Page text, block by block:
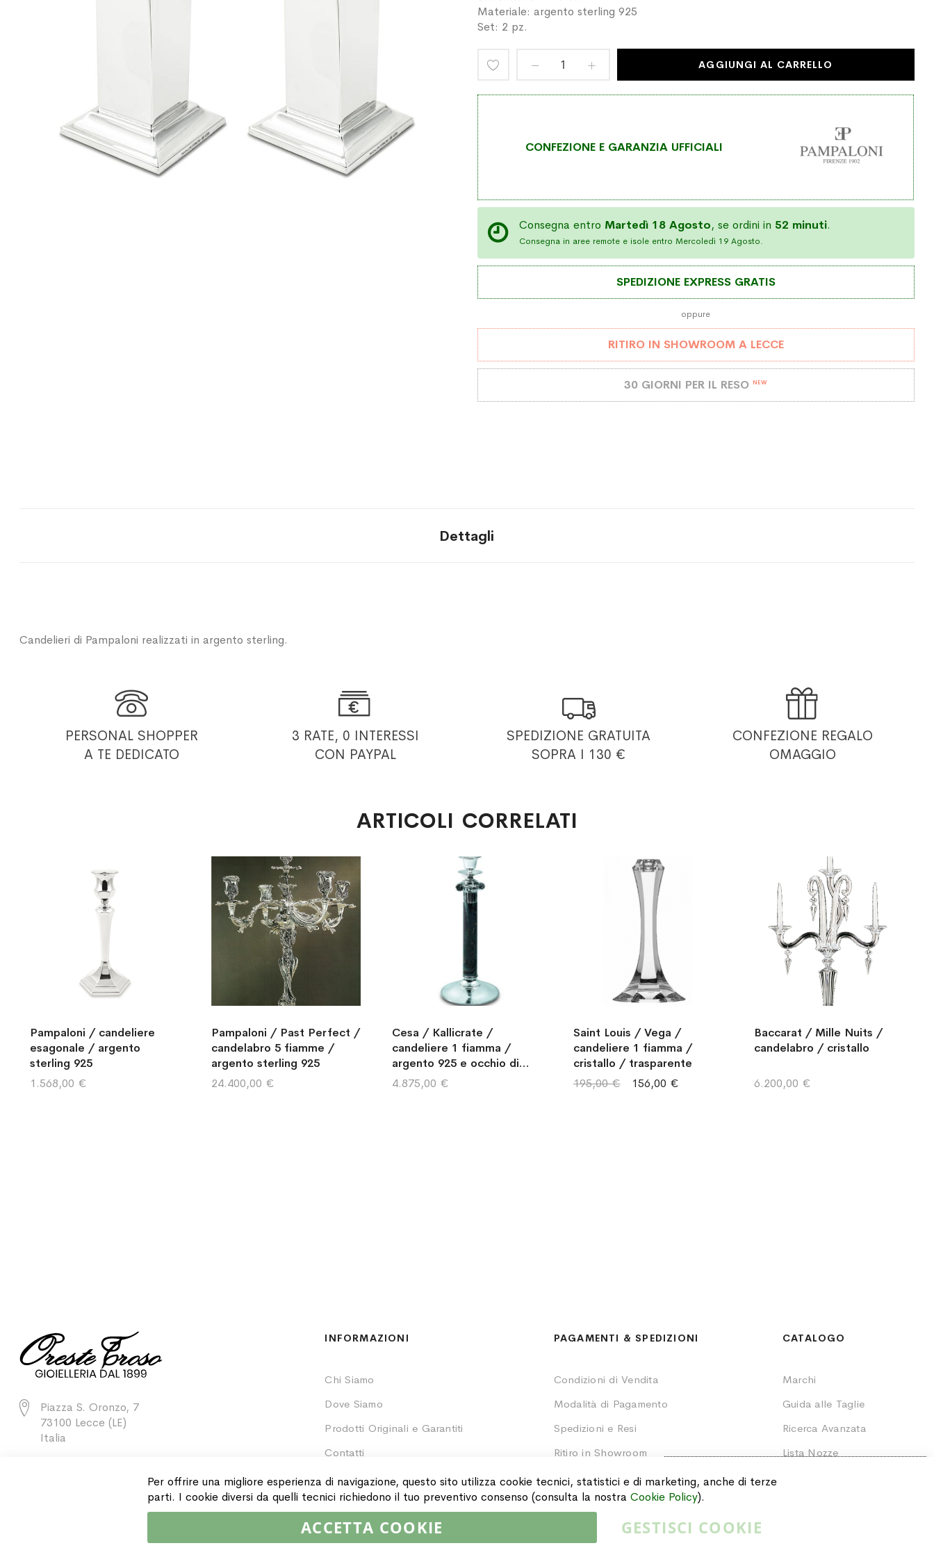
Materiale: argento sterling 925
Set: 2 pz.
Aggiungi
alla
AGGIUNGI AL CARRELLO
CONFEZIONE E GARANZIA UFFICIALI
Consegna entro Martedì 18 Agosto, se ordini in 52 minuti.
Consegna in aree remote e isole entro Mercoledì 19 Agosto.
SPEDIZIONE EXPRESS GRATIS
oppure
RITIRO IN SHOWROOM A LECCE
30 GIORNI PER IL RESO NEW
Dettagli
Candelieri di Pampaloni realizzati in argento sterling.

PERSONAL SHOPPER
A TE DEDICATO

3 RATE, 0 INTERESSI
CON PAYPAL

SPEDIZIONE GRATUITA
SOPRA I 130 €

CONFEZIONE REGALO
OMAGGIO
ARTICOLI CORRELATI
Pampaloni / candeliere
esagonale / argento
sterling 925
1.568,00 €
Pampaloni / Past Perfect /
candelabro 5 fiamme /
argento sterling 925
24.400,00 €
Cesa / Kallicrate /
candeliere 1 fiamma /
argento 925 e occhio di
ferro
4.875,00 €
Saint Louis / Vega /
candeliere 1 fiamma /
cristallo / trasparente
156,00 €
195,00 €
Baccarat / Mille Nuits /
candelabro / cristallo
6.200,00 €
Piazza S. Oronzo, 7
73100 Lecce (LE)
Italia
INFORMAZIONI
Chi Siamo
Dove Siamo
Prodotti Originali e Garantiti
Contatti
PAGAMENTI & SPEDIZIONI
Condizioni di Vendita
Modalità di Pagamento
Spedizioni e Resi
Ritiro in Showroom
Monitoraggio Ordini
CATALOGO
Marchi
Guida alle Taglie
Ricerca Avanzata
Lista Nozze
Copyright © 2015 Gioielleria Oreste Troso. All rights reserved. P. IVA IT02064590751
Per offrire una migliore esperienza di navigazione, questo sito utilizza cookie tecnici, statistici e di marketing, anche di terze
parti. I cookie diversi da quelli tecnici richiedono il tuo preventivo consenso (consulta la nostra Cookie Policy).
ACCETTA COOKIE GESTISCI COOKIE
SCONTO SPECIALE
Valido su tutti gli articoli a listino.